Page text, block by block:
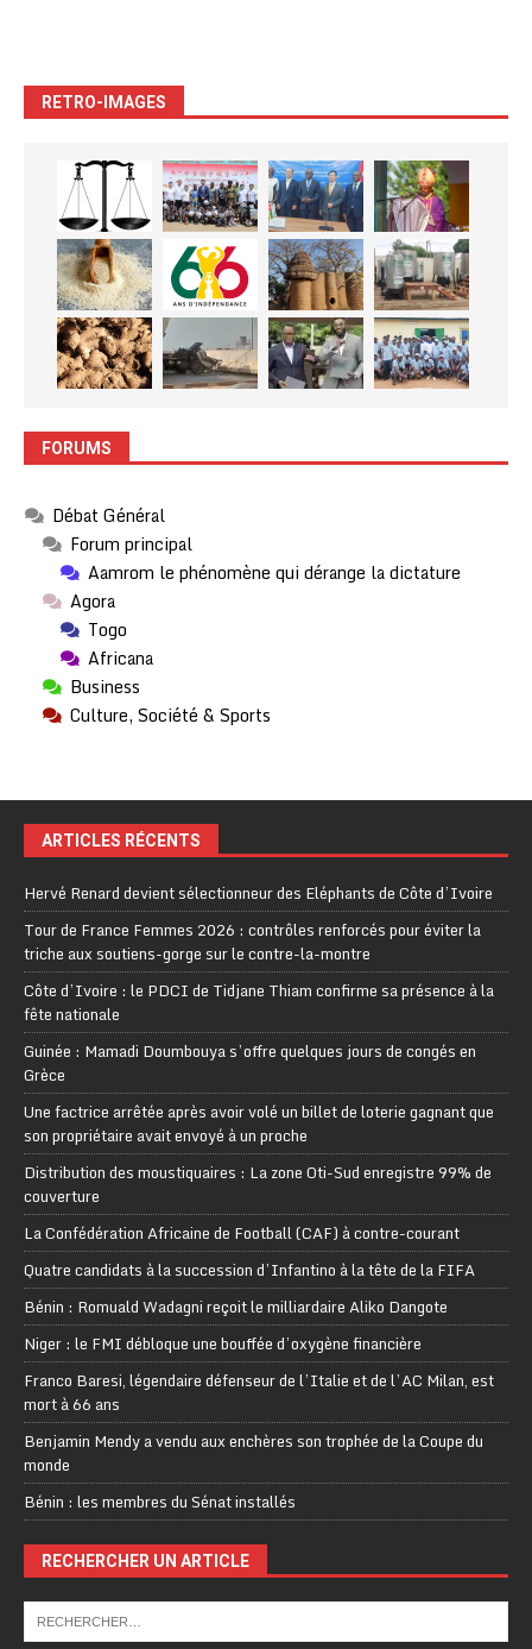
RETRO-IMAGES
FORUMS
Débat Général
Forum principal
Aamrom le phénomène qui dérange la dictature
Agora
Togo
Africana
Business
Culture, Société & Sports
ARTICLES RÉCENTS
Hervé Renard devient sélectionneur des Eléphants de Côte d’Ivoire
Tour de France Femmes 2026 : contrôles renforcés pour éviter la
triche aux soutiens-gorge sur le contre-la-montre
Côte d’Ivoire : le PDCI de Tidjane Thiam confirme sa présence à la
fête nationale
Guinée : Mamadi Doumbouya s’offre quelques jours de congés en
Grèce
Une factrice arrêtée après avoir volé un billet de loterie gagnant que
son propriétaire avait envoyé à un proche
Distribution des moustiquaires : La zone Oti-Sud enregistre 99% de
couverture
La Confédération Africaine de Football (CAF) à contre-courant
Quatre candidats à la succession d’Infantino à la tête de la FIFA
Bénin : Romuald Wadagni reçoit le milliardaire Aliko Dangote
Niger : le FMI débloque une bouffée d’oxygène financière
Franco Baresi, légendaire défenseur de l’Italie et de l’AC Milan, est
mort à 66 ans
Benjamin Mendy a vendu aux enchères son trophée de la Coupe du
monde
Bénin : les membres du Sénat installés
RECHERCHER UN ARTICLE